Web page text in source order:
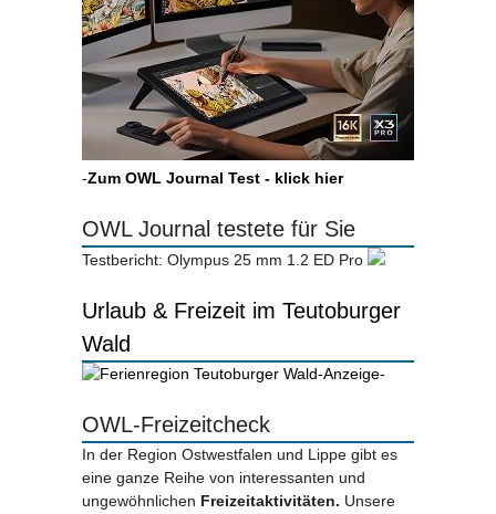
-Zum OWL Journal Test - klick hier
OWL Journal testete für Sie
Testbericht: Olympus 25 mm 1.2 ED Pro
Urlaub & Freizeit im Teutoburger
Wald
-Anzeige-
OWL-Freizeitcheck
In der Region Ostwestfalen und Lippe gibt es
eine ganze Reihe von interessanten und
ungewöhnlichen Freizeitaktivitäten. Unsere